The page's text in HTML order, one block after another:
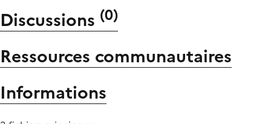
Discussions (0)
Ressources communautaires
Informations